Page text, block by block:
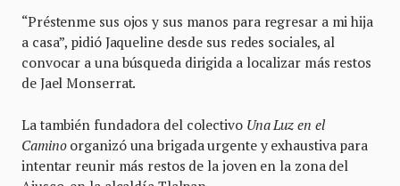
“Préstenme sus ojos y sus manos para regresar a mi hija
a casa”, pidió Jaqueline desde sus redes sociales, al
convocar a una búsqueda dirigida a localizar más restos
de Jael Monserrat.
La también fundadora del colectivo Una Luz en el
Caminoorganizó una brigada urgente y exhaustiva para
intentar reunir más restos de la joven en la zona del